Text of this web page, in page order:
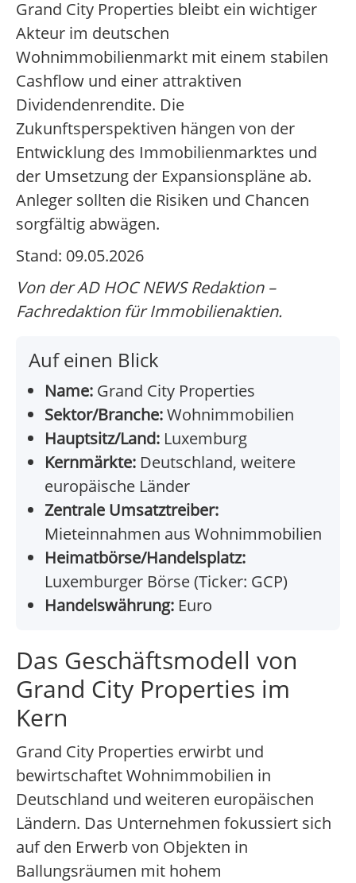
Grand City Properties bleibt ein wichtiger
Akteur im deutschen
Wohnimmobilienmarkt mit einem stabilen
Cashflow und einer attraktiven
Dividendenrendite. Die
Zukunftsperspektiven hängen von der
Entwicklung des Immobilienmarktes und
der Umsetzung der Expansionspläne ab.
Anleger sollten die Risiken und Chancen
sorgfältig abwägen.
Stand: 09.05.2026
Von der AD HOC NEWS Redaktion –
Fachredaktion für Immobilienaktien.
Auf einen Blick
Name: Grand City Properties
Sektor/Branche:Wohnimmobilien
Hauptsitz/Land: Luxemburg
Kernmärkte: Deutschland, weitere
europäische Länder
Zentrale Umsatztreiber:
Mieteinnahmen aus Wohnimmobilien
Heimatbörse/Handelsplatz:
Luxemburger Börse (Ticker: GCP)
Handelswährung: Euro
Das Geschäftsmodell von
Grand City Properties im
Kern
Grand City Properties erwirbt und
bewirtschaftet Wohnimmobilien in
Deutschland und weiteren europäischen
Ländern. Das Unternehmen fokussiert sich
auf den Erwerb von Objekten in
Ballungsräumen mit hohem